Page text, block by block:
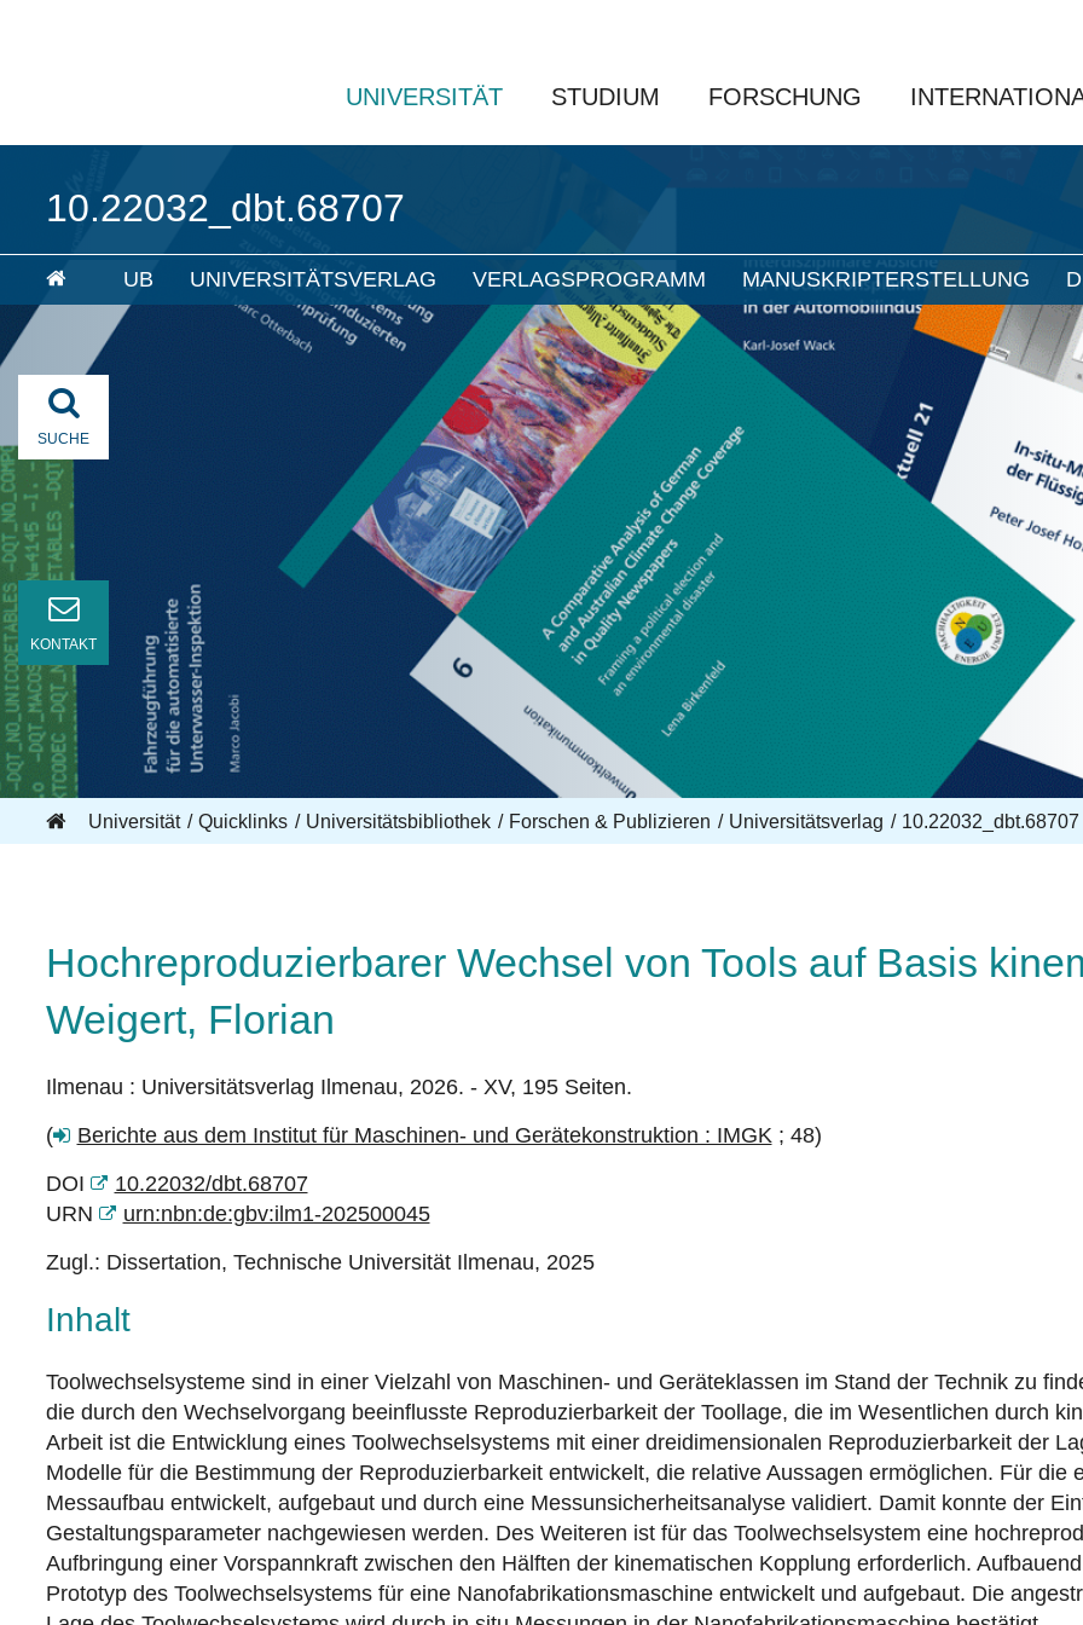
UNIVERSITÄT STUDIUM FORSCHUNG
10.22032_dbt.68707
UB UNIVERSITÄTSVERLAG VERLAGSPROGRAMM MANUSKRIPTERSTELLUNG
SUCHE
KONTAKT
Universität Quicklinks Universitätsbibliothek Forschen & Publizieren Universitätsverlag 10.22032_dbt.68707
Hochreproduzierbarer Wechsel von Tools auf Basis
Weigert, Florian
Ilmenau : Universitätsverlag Ilmenau, 2026. - XV, 195 Seiten.
(
Berichte aus dem Institut für Maschinen- und Gerätekonstruktion : IMGK; 48)
DOI
10.22032/dbt.68707
URN
urn:nbn:de:gbv:ilm1-202500045
Zugl.: Dissertation, Technische Universität Ilmenau, 2025
Inhalt
Toolwechselsysteme sind in einer Vielzahl von Maschinen- und Geräteklassen im Stand der Technik zu
die durch den Wechselvorgang beeinﬂusste Reproduzierbarkeit der Toollage, die im Wesentlichen durch
Arbeit ist die Entwicklung eines Toolwechselsystems mit einer dreidimensionalen Reproduzierbarkeit der
Modelle für die Bestimmung der Reproduzierbarkeit entwickelt, die relative Aussagen ermöglichen. Für
Messaufbau entwickelt, aufgebaut und durch eine Messunsicherheitsanalyse validiert. Damit konnte der
Gestaltungsparameter nachgewiesen werden. Des Weiteren ist für das Toolwechselsystem eine
Aufbringung einer Vorspannkraft zwischen den Hälften der kinematischen Kopplung erforderlich.
Prototyp des Toolwechselsystems für eine Nanofabrikationsmaschine entwickelt und aufgebaut. Die